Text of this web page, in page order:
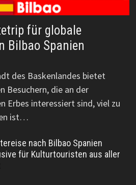
für globale
Bilbao Spanien
des Baskenlandes bietet
Besuchern, die an der
Erbes interessiert sind, viel zu
ist…
nach Bilbao Spanien
für Kulturtouristen aus aller